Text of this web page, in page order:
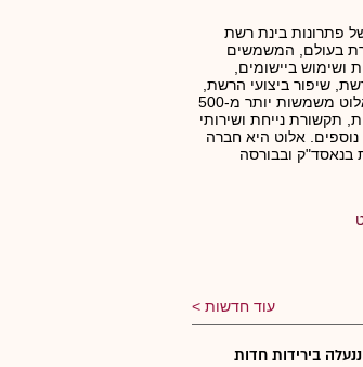
פתרונות בינת רשת
בעולם, המשמשים
ושימוש ביישומים,
שיפור ביצועי הרשת,
ועוד. הפלטפורמות של אלוט משמשות יותר מ-500
תקשורת נייחת ושירותי
ארגונים נוספים. אלוט היא חברה
בנאסד"ק ובבורסה
עוד חדשות
בירידות חדות